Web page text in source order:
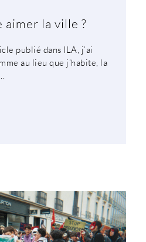
aimer la ville ?
publié dans ILA, j’ai
au lieu que j’habite, la